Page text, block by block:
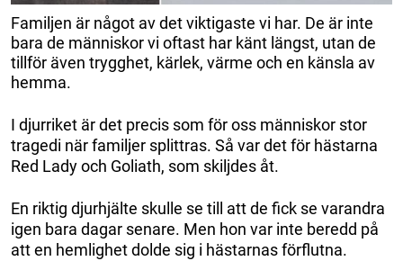
Familjen är något av det viktigaste vi har. De är inte
bara de människor vi oftast har känt längst, utan de
tillför även trygghet, kärlek, värme och en känsla av
hemma.
I djurriket är det precis som för oss människor stor
tragedi när familjer splittras. Så var det för hästarna
Red Lady och Goliath, som skiljdes åt.
En riktig djurhjälte skulle se till att de fick se varandra
igen bara dagar senare. Men hon var inte beredd på
att en hemlighet dolde sig i hästarnas förflutna.